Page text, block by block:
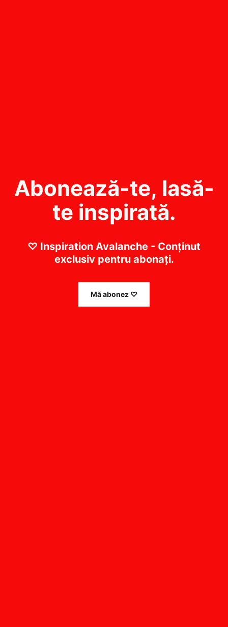
Abonează-te, lasă-
te inspirată.
♡ Inspiration Avalanche - Conținut
exclusiv pentru abonați.
Mă abonez ♡